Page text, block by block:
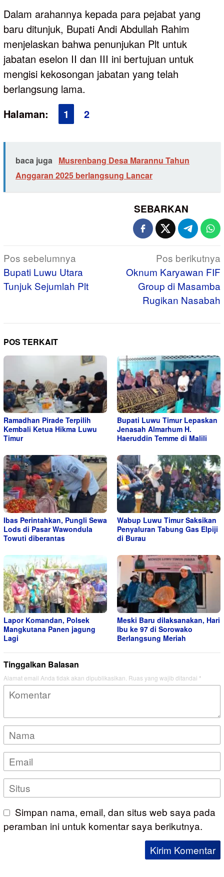
Dalam arahannya kepada para pejabat yang
baru ditunjuk, Bupati Andi Abdullah Rahim
menjelaskan bahwa penunjukan Plt untuk
jabatan eselon II dan III ini bertujuan untuk
mengisi kekosongan jabatan yang telah
berlangsung lama.
Halaman:
1 2
baca juga
Musrenbang Desa Marannu Tahun
Anggaran 2025 berlangsung Lancar
SEBARKAN
Navigasi
pos
Pos sebelumnya
Bupati Luwu Utara
Tunjuk Sejumlah Plt
Pos berikutnya
Oknum Karyawan FIF
Group di Masamba
Rugikan Nasabah
POS TERKAIT
Ramadhan Pirade Terpilih
Kembali Ketua Hikma Luwu
Timur
Bupati Luwu Timur Lepaskan
Jenasah Almarhum H.
Haeruddin Temme di Malili
Ibas Perintahkan, Pungli Sewa
Lods di Pasar Wawondula
Towuti diberantas
Wabup Luwu Timur Saksikan
Penyaluran Tabung Gas Elpiji
di Burau
Lapor Komandan, Polsek
Mangkutana Panen jagung
Lagi
Meski Baru dilaksanakan, Hari
Ibu ke 97 di Sorowako
Berlangsung Meriah
Tinggalkan Balasan
Alamat email Anda tidak akan dipublikasikan. Ruas yang wajib ditandai *
Simpan nama, email, dan situs web saya pada
peramban ini untuk komentar saya berikutnya.